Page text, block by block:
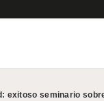
exitoso seminario